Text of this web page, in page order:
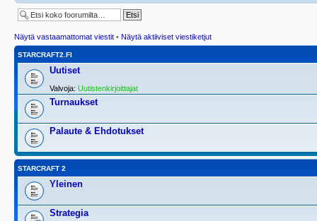
Näytä vastaamattomat viestit • Näytä aktiiviset viestiketjut
STARCRAFT2.FI
Uutiset
Valvoja: Uutistenkirjoittajat
Turnaukset
Palaute & Ehdotukset
STARCRAFT 2
Yleinen
Strategia